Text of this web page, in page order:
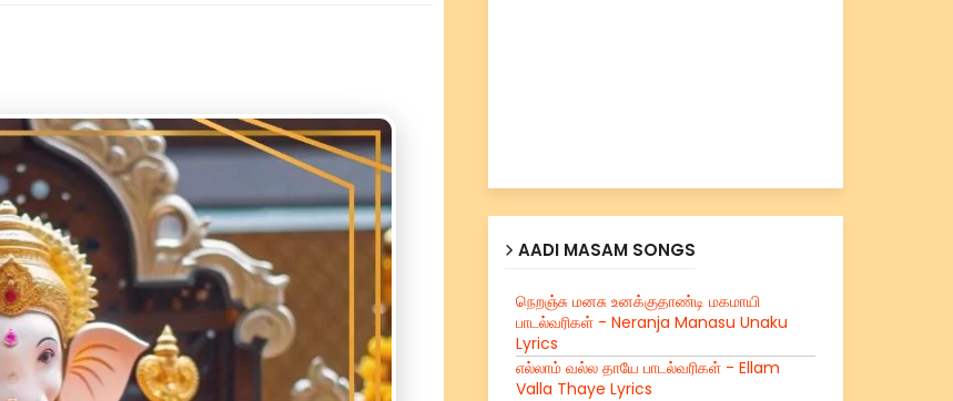
AADI MASAM SONGS
நெறஞ்சு மனசு உனக்குதாண்டி மகமாயி
பாடல்வரிகள் - Neranja Manasu Unaku
Lyrics
எல்லாம் வல்ல தாயே பாடல்வரிகள் - Ellam
Valla Thaye Lyrics